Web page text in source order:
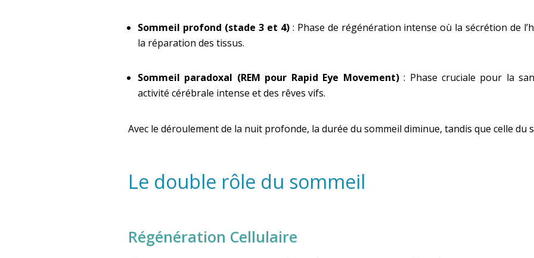
Sommeil profond (stade 3 et 4): Phase de régénération intense où la sécrétion de
la réparation des tissus.
Sommeil paradoxal (REM pour Rapid Eye Movement): Phase cruciale pour la
activité cérébrale intense et des rêves vifs.
Avec le déroulement de la nuit profonde, la durée du sommeil diminue, tandis que celle du
Le double rôle du sommeil
Régénération Cellulaire